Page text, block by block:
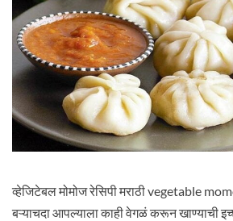
व्हेजिटेबल मोमोज रेसिपी मराठी vegetable
बऱ्याचदा आपल्याला काही वेगळं करून खाण्याची